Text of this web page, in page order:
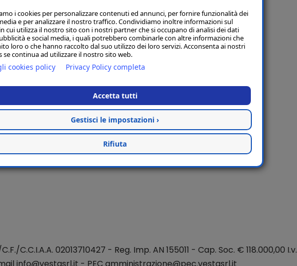
C.C.I.A.A. 02013710427 - Reg. Imp. AN 155011 - Cap. Soc. € 118.000,00 I.v.
i cookies per personalizzare contenuti ed annunci, per fornire funzionalità dei
e per analizzare il nostro traffico. Condividiamo inoltre informazioni sul
cui utilizza il nostro sito con i nostri partner che si occupano di analisi dei dati
e social media, i quali potrebbero combinarle con altre informazioni che
loro o che hanno raccolto dal suo utilizzo dei loro servizi. Acconsenta ai nostri
se continua ad utilizzare il nostro sito web.
cookies policy Privacy Policy completa
Accetta tutti
Gestisci le impostazioni ›
Rifiuta